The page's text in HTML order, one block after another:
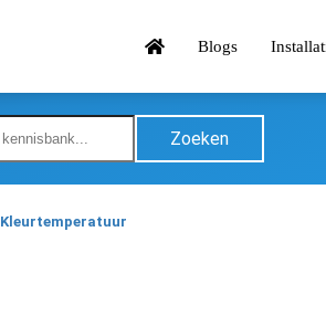
Blogs
Zoeken
Kleurtemperatuur